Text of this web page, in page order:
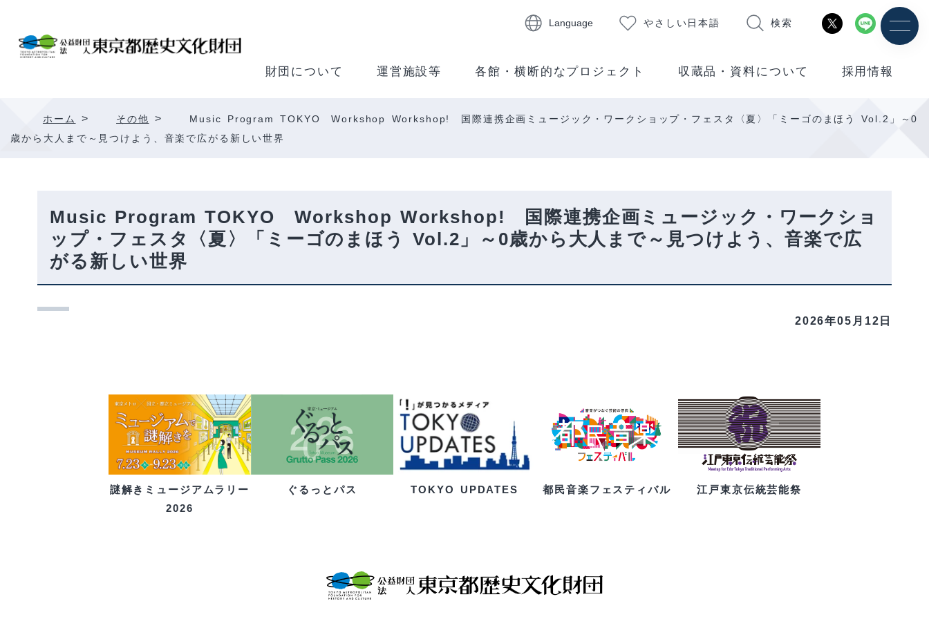
Language やさしい日本語 検索
財団について 運営施設等 各館・横断的なプロジェクト 収蔵品・資料について 採用情報
ホーム > その他 >
Music Program TOKYO Workshop Workshop! 国際連携企画ミュージック・ワークショップ・フェスタ〈夏〉「ミーゴのまほう Vol.2」～0
歳から大人まで～見つけよう、音楽で広がる新しい世界
Music Program TOKYO Workshop Workshop! 国際連携企画ミュージック・ワークショ
ップ・フェスタ〈夏〉「ミーゴのまほう Vol.2」～0歳から大人まで～見つけよう、音楽で広
がる新しい世界
2026年05月12日
謎解きミュージアムラリー
2026
ぐるっとパス TOKYO UPDATES 都民音楽フェスティバル 江戸東京伝統芸能祭